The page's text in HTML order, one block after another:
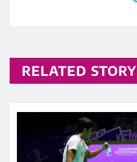
RELATED STORY